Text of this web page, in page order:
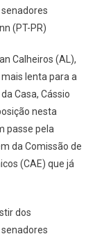
(PT-PR)
Calheiros (AL),
lenta para a
Casa, Cássio
nesta
passe pela
da Comissão de
(CAE) que já
dos